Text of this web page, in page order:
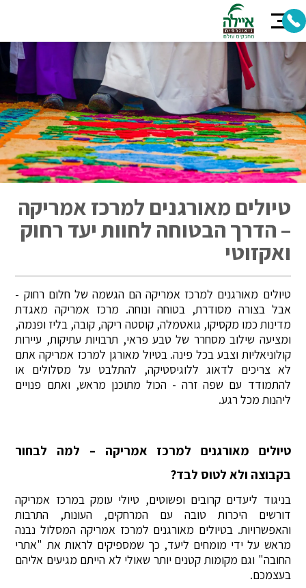
טיולים מאורגנים למרכז אמריקה
– הדרך הבטוחה לחוות יעד רחוק
ואקזוטי
טיולים מאורגנים למרכז אמריקה הם הגשמה של חלום רחוק -
אבל בצורה מסודרת, בטוחה ונוחה. מרכז אמריקה מאגדת
מדינות כמו מקסיקו, גואטמלה, קוסטה ריקה, קובה, בליז ופנמה,
ומציעה שילוב מסחרר של טבע פראי, תרבויות עתיקות, עיירות
קולוניאליות וצבע בכל פינה. בטיול מאורגן למרכז אמריקה אתם
לא צריכים לדאוג ללוגיסטיקה, להתלבט על מסלולים או
להתמודד עם שפה זרה - הכול מתוכנן מראש, ואתם פנויים
ליהנות מכל רגע.
טיולים מאורגנים למרכז אמריקה – למה לבחור
בקבוצה ולא לטוס לבד?
בניגוד ליעדים קרובים ופשוטים, טיולי עומק במרכז אמריקה
דורשים היכרות טובה עם המרחקים, העונות, התרבות
והאפשרויות. בטיולים מאורגנים למרכז אמריקה המסלול נבנה
מראש על ידי מומחים ליעד, כך שמספיקים לראות את "אתרי
החובה" וגם מקומות קטנים יותר שאולי לא הייתם מגיעים אליהם
בעצמכם.